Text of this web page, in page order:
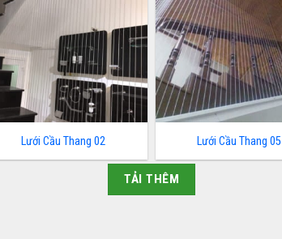
Lưới Cầu Thang 02 Lưới Cầu Thang 05
TẢI THÊM